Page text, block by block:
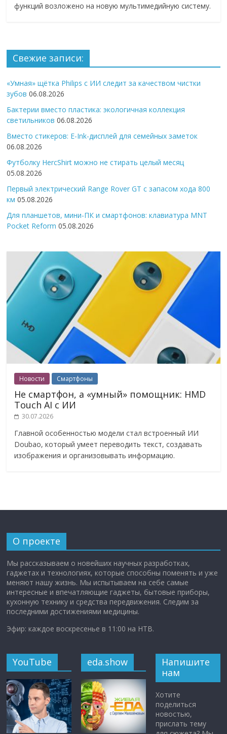
функций возложено на новую мультимедийную систему.
Свежие записи:
«Умная» щётка Philips с ИИ следит за качеством чистки
зубов 06.08.2026
Бактерии вместо пластика: экологичная коллекция
светильников 06.08.2026
Вместо стикеров: E-Ink-дисплей для семейных заметок
06.08.2026
Футболку HercShirt можно не стирать целый месяц
05.08.2026
Первый электрический Range Rover GT с запасом хода 800
км 05.08.2026
Для планшетов, мини-ПК и смартфонов: клавиатура MNT
Pocket Reform 05.08.2026
Новости Смартфоны
Не смартфон, а «умный» помощник: HMD
Touch AI с ИИ
30.07.2026
Главной особенностью модели стал встроенный ИИ
Doubao, который умеет переводить текст, создавать
изображения и организовывать информацию.
О проекте
Мы рассказываем о новейших научных разработках,
гаджетах и технологиях, которые способны поменять и уже
меняют нашу жизнь. Мы испытываем на себе самые
интересные и впечатляющие гаджеты, бытовые приборы,
кухонную технику и средства передвижения. Следим за
последними достижениями медицины.
Эфир: каждое воскресенье в 11:00 на НТВ.
YouTube eda.show
Напишите
нам
Хотите
поделиться
новостью,
прислать тему